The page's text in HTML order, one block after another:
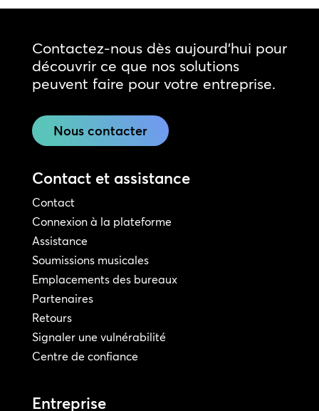
Contactez-nous dès aujourd'hui pour
découvrir ce que nos solutions
peuvent faire pour votre entreprise.
Nous contacter
Contact et assistance
Contact
Connexion à la plateforme
Assistance
Soumissions musicales
Emplacements des bureaux
Partenaires
Retours
Signaler une vulnérabilité
Centre de confiance
Entreprise